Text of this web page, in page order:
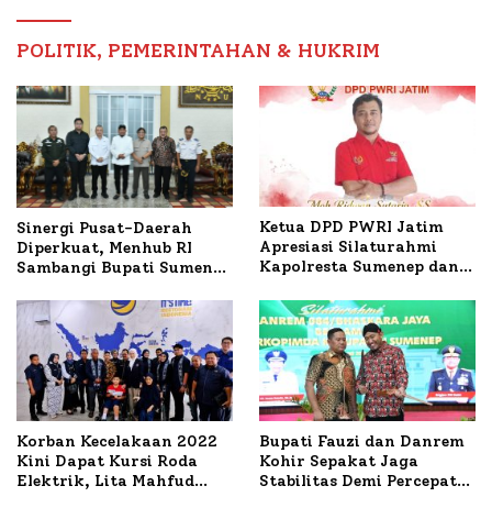
POLITIK, PEMERINTAHAN & HUKRIM
Sinergi Pusat-Daerah
Diperkuat, Menhub RI
Sambangi Bupati Sumenep
Mutiara Sentosa II
Ketua DPD PWRI Jatim
Apresiasi Silaturahmi
Kapolresta Sumenep dan
Ideal Polri-Pers
Korban Kecelakaan 2022
Kini Dapat Kursi Roda
Elektrik, Lita Mahfud
Bupati Fauzi dan Danrem
Kohir Sepakat Jaga
Stabilitas Demi Percepat